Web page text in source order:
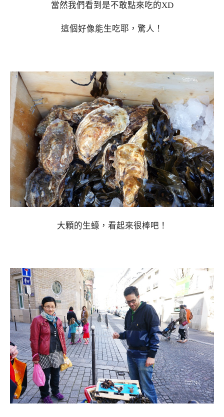
當然我們看到是不敢點來吃的XD
這個好像能生吃耶，驚人！
大顆的生蠔，看起來很棒吧！